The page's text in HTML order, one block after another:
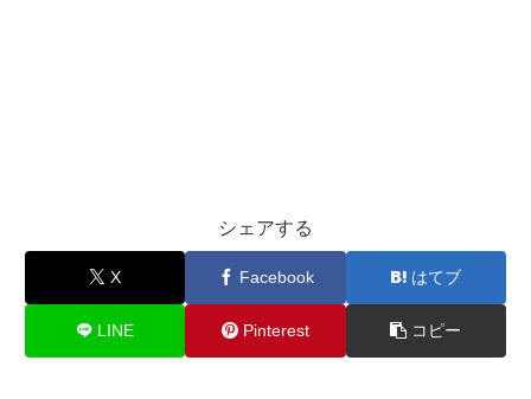
シェアする
X Facebook はてブ
LINE Pinterest コピー